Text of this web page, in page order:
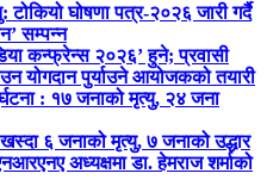
घोषणा पत्र-२०२६ जारी गर्दै
सम्पन्न
कन्फ्रेन्स २०२६’ हुने; प्रवासी
योगदान पुर्याउने आयोजकको तयारी
: १७ जनाको मृत्यु, २४ जना
खस्दा ६ जनाको मृत्यु, ७ जनाको उद्धार
अध्यक्षमा डा. हेमराज शर्माको